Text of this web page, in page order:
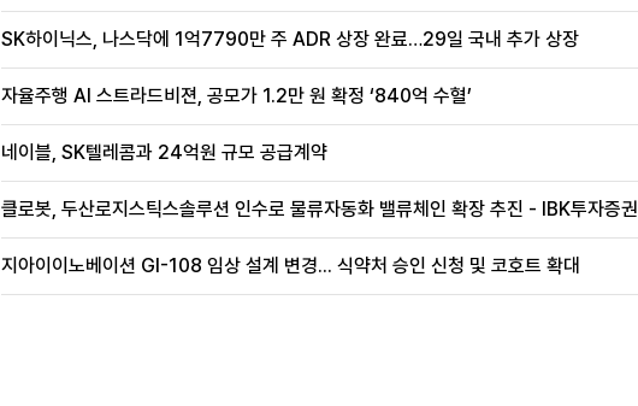
SK하이닉스, 나스닥에 1억7790만 주 ADR 상장 완료…29일 국내 추가 상장
자율주행 AI 스트라드비젼, 공모가 1.2만 원 확정 ‘840억 수혈’
네이블, SK텔레콤과 24억원 규모 공급계약
클로봇, 두산로지스틱스솔루션 인수로 물류자동화 밸류체인 확장 추진 - IBK투자증권
지아이이노베이션 GI-108 임상 설계 변경... 식약처 승인 신청 및 코호트 확대